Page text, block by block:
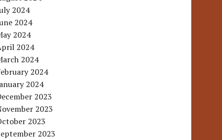
2024
2024
2024
2024
2024
2024
2024
2023
2023
2023
2023